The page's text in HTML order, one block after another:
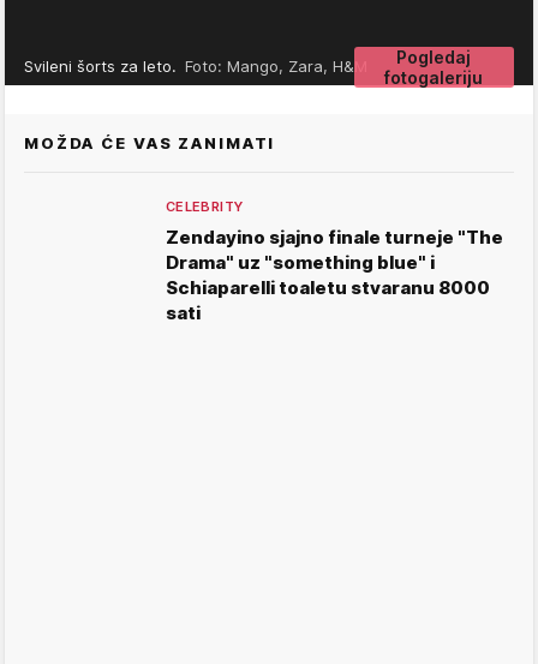
Pogledaj
fotogaleriju
Svileni šorts za leto. Foto: Mango, Zara, H&M
MOŽDA ĆE VAS ZANIMATI
CELEBRITY
Zendayino sjajno finale turneje "The
Drama" uz "something blue" i
Schiaparelli toaletu stvaranu 8000
sati